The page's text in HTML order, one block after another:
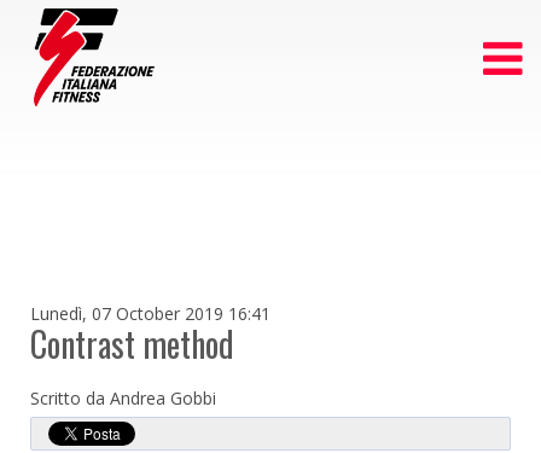
Lunedì, 07 October 2019 16:41
Contrast method
Scritto da Andrea Gobbi